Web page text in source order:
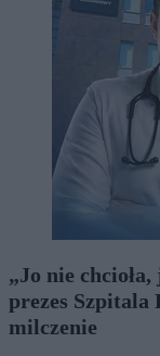
„Jo nie
prezes Szpitala
milczenie